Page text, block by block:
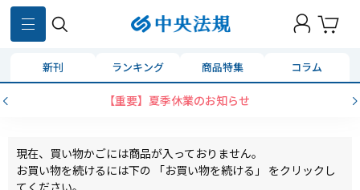
新刊 ランキング 商品特集 コラム
【重要】夏季休業のお知らせ
現在、買い物かごには商品が入っておりません。
お買い物を続けるには下の 「お買い物を続ける」 をクリックし
てください。